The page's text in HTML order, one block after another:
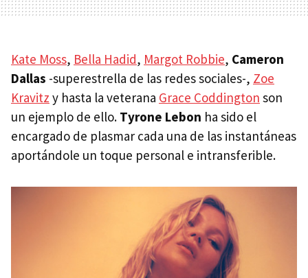
Kate Moss, Bella Hadid, Margot Robbie, Cameron
Dallas -superestrella de las redes sociales-, Zoe
Kravitz y hasta la veterana Grace Coddington son
un ejemplo de ello. Tyrone Lebon ha sido el
encargado de plasmar cada una de las instantáneas
aportándole un toque personal e intransferible.